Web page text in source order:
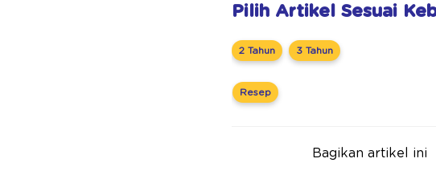
Pilih Artikel Sesuai
2 Tahun 3 Tahun
Resep
Bagikan artikel ini